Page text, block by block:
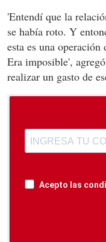
'Entendí que la
se había roto. Y
esta es una
Era imposible',
realizar un gasto de
Acepto las